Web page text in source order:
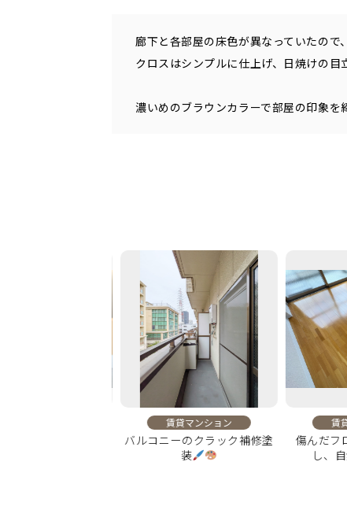
廊下と各部屋の床色が異なっていたの
クロスはシンプルに仕上げ、日焼けの目
濃いめのブラウンカラーで部屋の印象
賃貸マンション
バルコニーのクラック補修塗
装
賃
傷んだフ
し、自